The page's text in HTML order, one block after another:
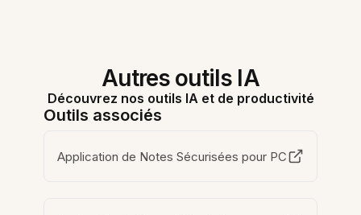
Autres outils IA
Découvrez nos outils IA et de productivité
Outils associés
Application de Notes Sécurisées pour PC